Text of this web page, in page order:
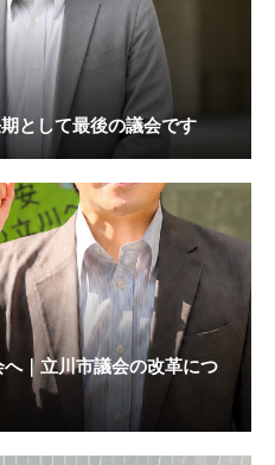
として最後の議会です
｜立川市議会の改革につ